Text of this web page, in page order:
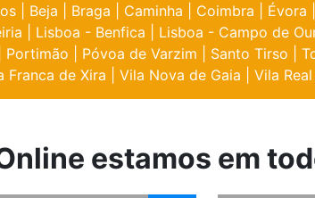
Beja Braga Caminha Coimbra Évora
Lisboa - Benfica Lisboa - Campo de
Portimão Póvoa de Varzim Santo Tirso
Franca de Xira
Vila Nova de Gaia Vila
estamos em